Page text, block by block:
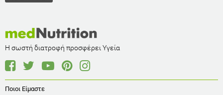
Η σωστή διατροφή προσφέρει Υγεία
Ποιοι Είμαστε